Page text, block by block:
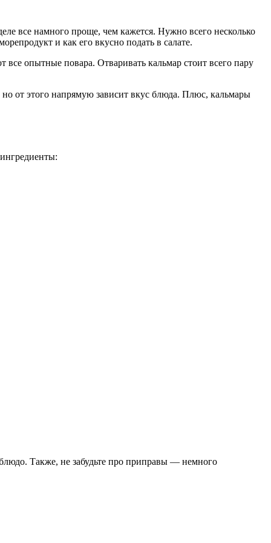
все намного проще, чем кажется. Нужно всего несколько
и как его вкусно подать в салате.
опытные повара. Отваривать кальмар стоит всего пару
от этого напрямую зависит вкус блюда. Плюс, кальмары
Также, не забудьте про приправы — немного